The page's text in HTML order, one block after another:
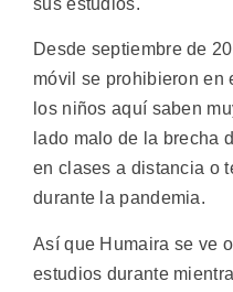
Desde septiembre de
móvil se prohibieron en
los niños aquí saben
lado malo de la brecha
en clases a distancia o
durante la pandemia.
Así que Humaira se ve
estudios durante